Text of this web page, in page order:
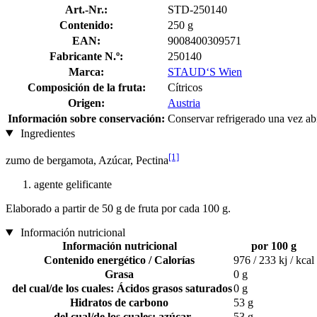
Art.-Nr.:
STD-250140
Contenido:
250 g
EAN:
9008400309571
Fabricante N.º:
250140
Marca:
STAUD‘S Wien
Composición de la fruta:
Cítricos
Origen:
Austria
Información sobre conservación: Conservar refrigerado una vez
Ingredientes
zumo de bergamota, Azúcar, Pectina[1]
agente gelificante
Elaborado a partir de 50 g de fruta por cada 100 g.
Información nutricional
Información nutricional
por 100 g
Contenido energético / Calorías
976 / 233 kj / kcal
Grasa
0 g
del cual/de los cuales: Ácidos grasos saturados0 g
Hidratos de carbono
53 g